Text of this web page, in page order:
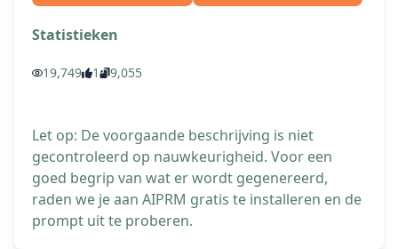
Statistieken
19,749 1 9,055
Let op: De voorgaande beschrijving is niet
gecontroleerd op nauwkeurigheid. Voor een
goed begrip van wat er wordt gegenereerd,
raden we je aan AIPRM gratis te installeren en de
prompt uit te proberen.